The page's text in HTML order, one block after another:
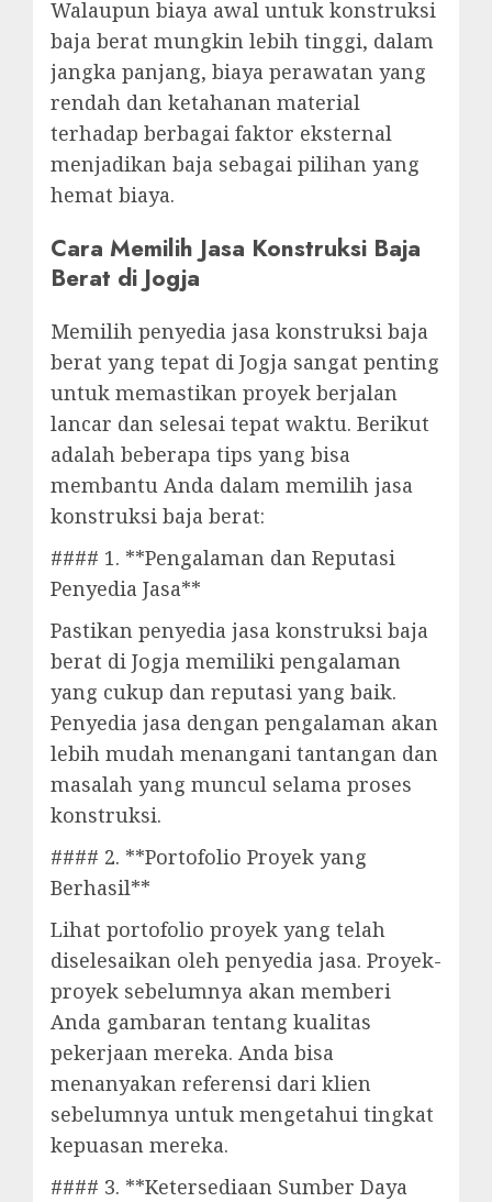
Walaupun biaya awal untuk konstruksi
baja berat mungkin lebih tinggi, dalam
jangka panjang, biaya perawatan yang
rendah dan ketahanan material
terhadap berbagai faktor eksternal
menjadikan baja sebagai pilihan yang
hemat biaya.
Cara Memilih Jasa Konstruksi Baja
Berat di Jogja
Memilih penyedia jasa konstruksi baja
berat yang tepat di Jogja sangat penting
untuk memastikan proyek berjalan
lancar dan selesai tepat waktu. Berikut
adalah beberapa tips yang bisa
membantu Anda dalam memilih jasa
konstruksi baja berat:
#### 1. **Pengalaman dan Reputasi
Penyedia Jasa**
Pastikan penyedia jasa konstruksi baja
berat di Jogja memiliki pengalaman
yang cukup dan reputasi yang baik.
Penyedia jasa dengan pengalaman akan
lebih mudah menangani tantangan dan
masalah yang muncul selama proses
konstruksi.
#### 2. **Portofolio Proyek yang
Berhasil**
Lihat portofolio proyek yang telah
diselesaikan oleh penyedia jasa. Proyek-
proyek sebelumnya akan memberi
Anda gambaran tentang kualitas
pekerjaan mereka. Anda bisa
menanyakan referensi dari klien
sebelumnya untuk mengetahui tingkat
kepuasan mereka.
#### 3. **Ketersediaan Sumber Daya